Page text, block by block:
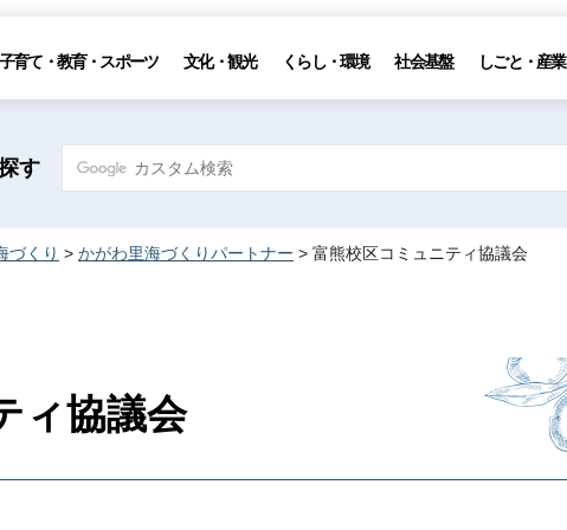
子育て・教育・スポーツ 文化・観光 くらし・環境 社会基盤 しごと・産業
す
づくり > かがわ里海づくりパートナー > 富熊校区コミュニティ協議会
ィ協議会